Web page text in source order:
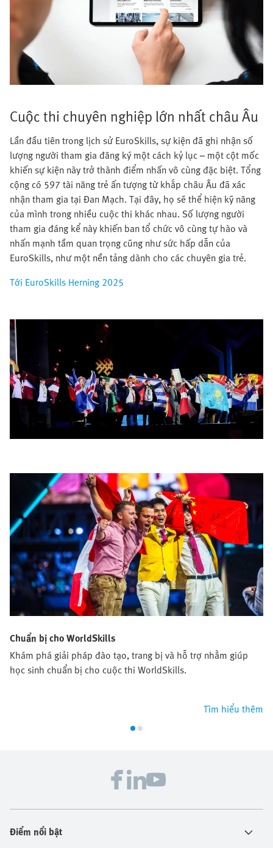
Cuộc thi chuyên nghiệp lớn nhất châu Âu
Lần đầu tiên trong lịch sử EuroSkills, sự kiện đã ghi nhận số
lượng người tham gia đăng ký một cách kỷ lục – một cột mốc
khiến sự kiện này trở thành điểm nhấn vô cùng đặc biệt. Tổng
cộng có 597 tài năng trẻ ấn tượng từ khắp châu Âu đã xác
nhận tham gia tại Đan Mạch. Tại đây, họ sẽ thể hiện kỹ năng
của mình trong nhiều cuộc thi khác nhau. Số lượng người
tham gia đáng kể này khiến ban tổ chức vô cùng tự hào và
nhấn mạnh tầm quan trọng cũng như sức hấp dẫn của
EuroSkills, như một nền tảng dành cho các chuyên gia trẻ.​
Tới EuroSkills Herning 2025
Chuẩn bị cho WorldSkills
Khám phá giải pháp đào tạo, trang bị và hỗ trợ nhằm giúp
học sinh chuẩn bị cho cuộc thi WorldSkills.
Tìm hiểu thêm
Điểm nổi bật